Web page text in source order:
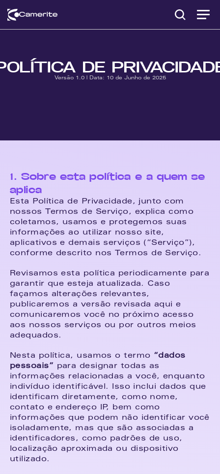
DE
Versão 1.0 | Data: 10 de Junho de 2025
1. Sobre esta política e a quem se
aplica
Esta Política de Privacidade, junto com
nossos Termos de Serviço, explica como
coletamos, usamos e protegemos suas
informações ao utilizar nosso site,
aplicativos e demais serviços (“Serviço”),
conforme descrito nos Termos de Serviço.
Revisamos esta política periodicamente para
garantir que esteja atualizada. Caso
façamos alterações relevantes,
publicaremos a versão revisada aqui e
comunicaremos você no próximo acesso
aos nossos serviços ou por outros meios
adequados.
Nesta política, usamos o termo “dados
pessoais”
para designar todas as
informações relacionadas a você, enquanto
indivíduo identificável. Isso inclui dados que
identificam diretamente, como nome,
contato e endereço IP, bem como
informações que podem não identificar você
isoladamente, mas que são associadas a
identificadores, como padrões de uso,
localização aproximada ou dispositivo
utilizado.